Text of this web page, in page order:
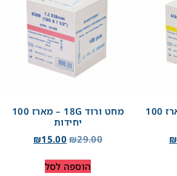
מחט צהוב 19G – מארז 100
₪
מחט ורוד 18G – מארז 100
יחידות
₪29.00
₪15.00
הוספה לסל